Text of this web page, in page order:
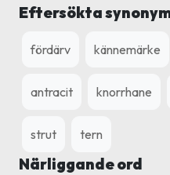
Eftersökta
fördärv kännemärke
antracit knorrhane
strut tern
Närliggande ord